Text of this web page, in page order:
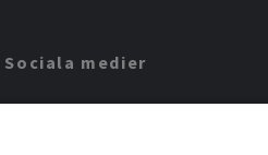
Sociala medier